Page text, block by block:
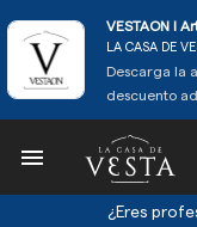
VESTAON l
LA CASA DE
Descarga la
descuento

¿Eres